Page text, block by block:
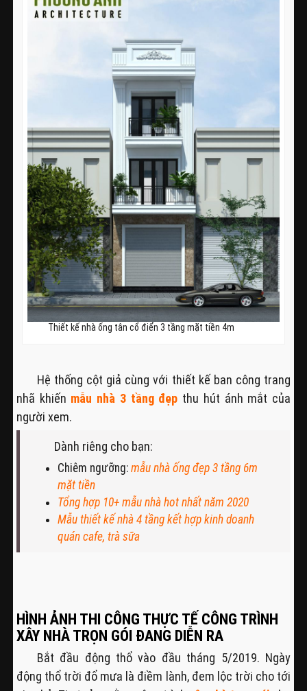
Thiết kế nhà ống tân cổ điển 3 tầng mặt tiền 4m
Hệ thống cột giả cùng với thiết kế ban công trang
nhã khiến mẫu nhà 3 tầng đẹp thu hút ánh mắt của
người xem.
Dành riêng cho bạn:
Chiêm ngưỡng: mẫu nhà ống đẹp 3 tầng 6m
mặt tiền
Tổng hợp 10+ mẫu nhà hot nhất năm 2020
Mẫu thiết kế nhà 4 tầng kết hợp kinh doanh
quán cafe, trà sữa
HÌNH ẢNH THI CÔNG THỰC TẾ CÔNG TRÌNH
XÂY NHÀ TRỌN GÓI ĐANG DIỄN RA
Bắt đầu động thổ vào đầu tháng 5/2019. Ngày
động thổ trời đổ mưa là điềm lành, đem lộc trời cho tới